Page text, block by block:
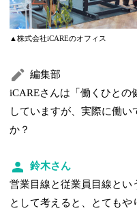
▲株式会社iCAREのオフィス
編集部
iCAREさんは「働くひとの
していますが、実際に働
か？
鈴木さん
営業目線と従業員目線とい
として考えると、とても